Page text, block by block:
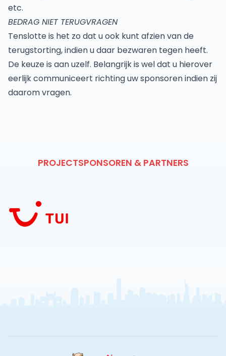
etc.
BEDRAG NIET TERUGVRAGEN
Tenslotte is het zo dat u ook kunt afzien van de
terugstorting, indien u daar bezwaren tegen heeft.
De keuze is aan uzelf. Belangrijk is wel dat u hierover
eerlijk communiceert richting uw sponsoren indien zij
daarom vragen.
PROJECTSPONSOREN & PARTNERS